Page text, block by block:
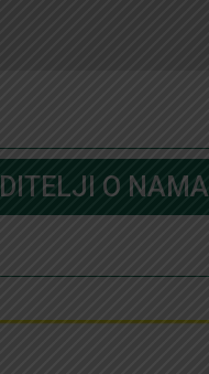
O NAMA